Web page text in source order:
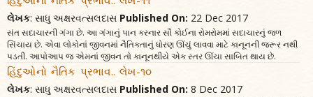
લેખક: સાધુ અક્ષરવત્સલદાસ Published On: 22 Dec 2017
સંત સદાચારની ગંગા છે. આ ગંગાનું પાન કરનાર સૌ કોઈના રોમરોમમાં સદાચારનું જળ
સિંચાય છે. એવા લોકોનાં જીવનમાં નૈતિકતાનું ધોરણ ઊંચું લાવવા માટે કાનૂનની જરૂર નથી
પડતી. આપોઆપ જ એમનાં જીવન તો કાનૂનથીયે એક સ્તર ઊંચા સાબિત થાય છે.
હિંદુઓનો નૈતિક પ્રભાવ.. લેખ-૧૦
લેખક: સાધુ અક્ષરવત્સલદાસ Published On: 8 Dec 2017